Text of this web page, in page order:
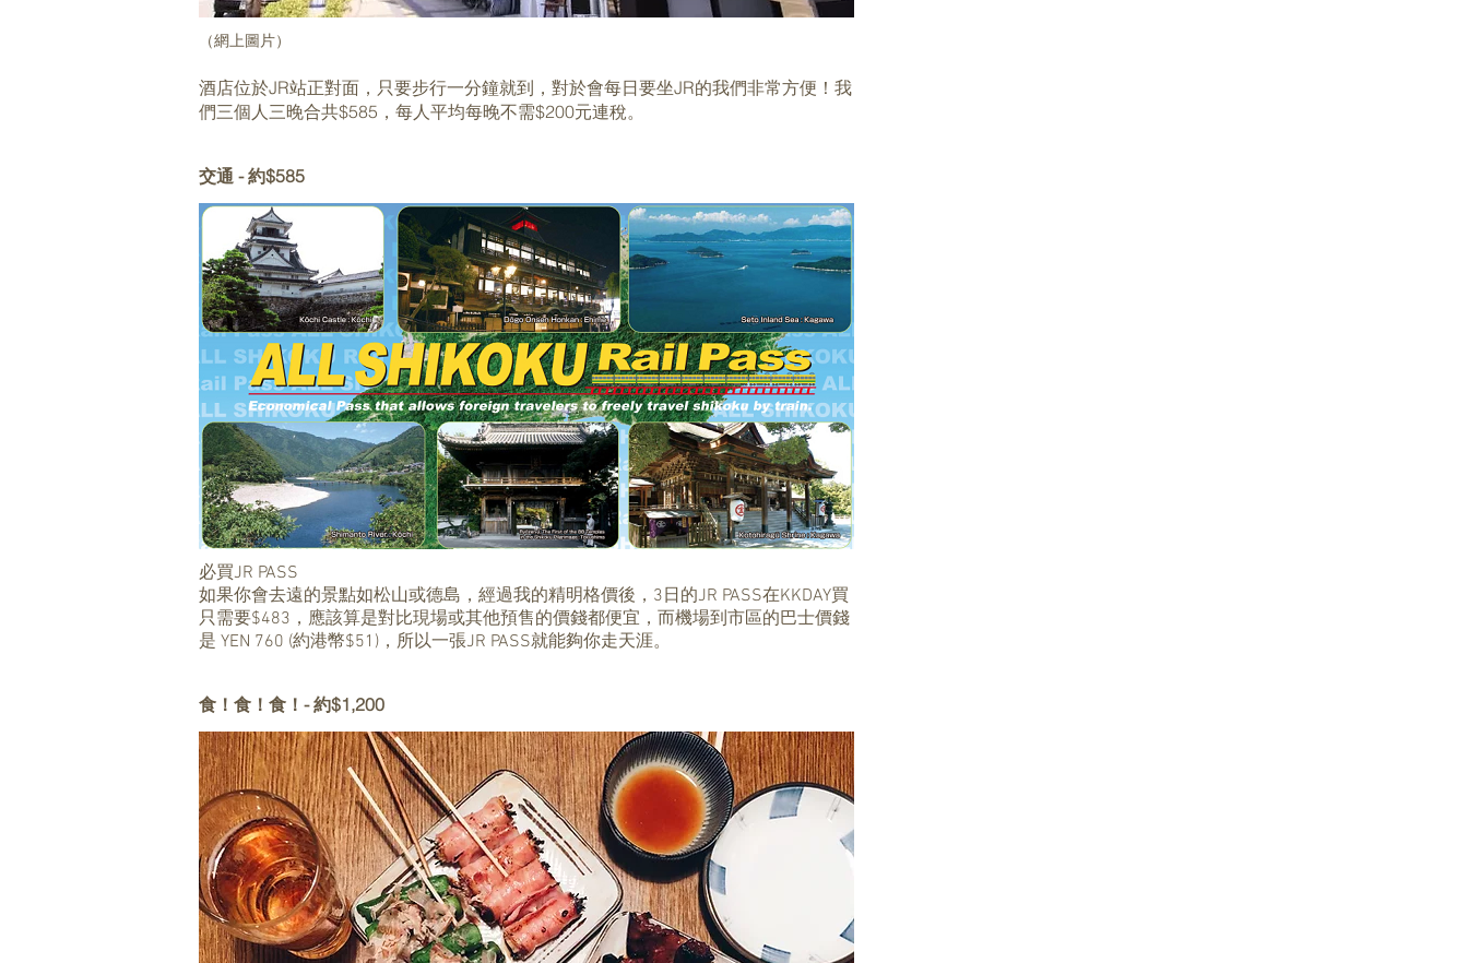
（網上圖片）
酒店位於JR站正對面，只要步行一分鐘就到，對於會每日要坐JR的我們非常方便！我
們三個人三晚合共$585，每人平均每晚不需$200元連稅。
交通 - 約$585
必買JR PASS
如果你會去遠的景點如松山或德島，經過我的精明格價後，3日的JR PASS在KKDAY買
只需要$483，應該算是對比現場或其他預售的價錢都便宜，而機場到市區的巴士價錢
是 YEN 760 (約港幣$51)，所以一張JR PASS就能夠你走天涯。
食！食！食 ！ - 約$1,200